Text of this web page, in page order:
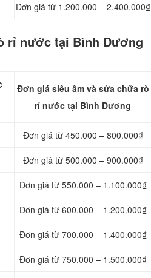
Đơn giá từ 1.200.000 – 2.400.000₫
rỉ nước tại Bình Dương
Đơn giá siêu âm và sửa chữa rò
rỉ nước tại Bình Dương
Đơn giá từ 450.000 – 800.000₫
Đơn giá từ 500.000 – 900.000₫
Đơn giá từ 550.000 – 1.100.000₫
Đơn giá từ 600.000 – 1.200.000₫
Đơn giá từ 700.000 – 1.400.000₫
Đơn giá từ 750.000 – 1.500.000₫